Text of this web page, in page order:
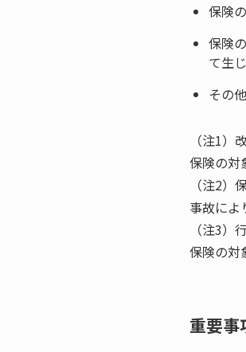
保険
保険
て生
その
（注1）
保険の対
（注2）
事故によ
（注3）
保険の対
重要事